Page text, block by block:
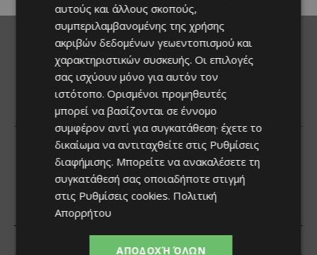
αυτούς και άλλους σκοπούς,
συμπεριλαμβανομένης της χρήσης
ακριβών δεδομένων γεωεντοπισμού και
χαρακτηριστικών συσκευής. Οι επιλογές
σας ισχύουν μόνο για αυτόν τον
ιστότοπο. Ορισμένοι προμηθευτές
μπορεί να βασίζονται σε έννομο
συμφέρον αντί για συγκατάθεση· έχετε το
δικαίωμα να αντιταχθείτε στις Ρυθμίσεις
διαφήμισης. Μπορείτε να ανακαλέσετε τη
συγκατάθεσή σας οποιαδήποτε στιγμή
στις Ρυθμίσεις cookies. Πολιτική
Απορρήτου
ΑΠΟΔΟΧΉ ΌΛΩΝ